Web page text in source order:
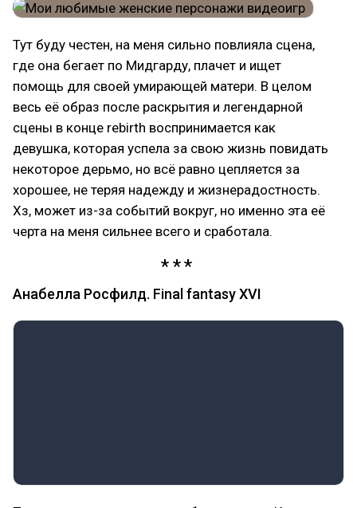
Тут буду честен, на меня сильно повлияла сцена,
где она бегает по Мидгарду, плачет и ищет
помощь для своей умирающей матери. В целом
весь её образ после раскрытия и легендарной
сцены в конце rebirth воспринимается как
девушка, которая успела за свою жизнь повидать
некоторое дерьмо, но всё равно цепляется за
хорошее, не теряя надежду и жизнерадостность.
Хз, может из-за событий вокруг, но именно эта её
черта на меня сильнее всего и сработала.
Анабелла Росфилд. Final fantasy XVI